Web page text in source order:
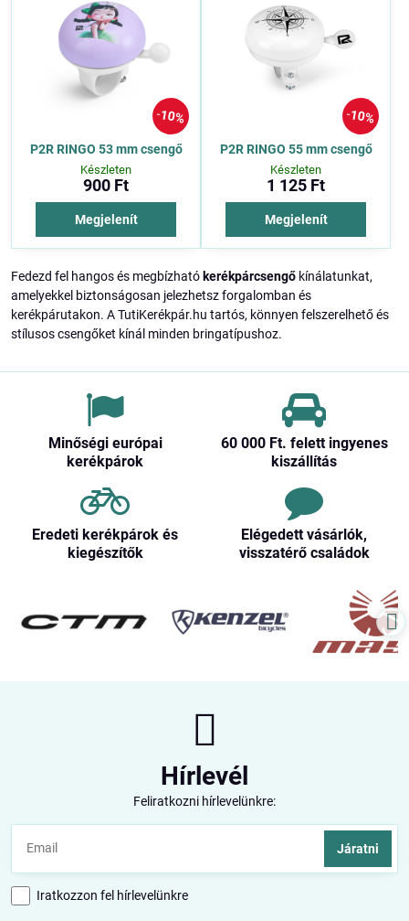
10%
P2R RINGO 53 mm csengő
Készleten
900 Ft
Megjelenít
10%
P2R RINGO 55 mm csengő
Készleten
1 125 Ft
Megjelenít
Fedezd fel hangos és megbízható kerékpárcsengő kínálatunkat,
amelyekkel biztonságosan jelezhetsz forgalomban és
kerékpárutakon. A TutiKerékpár.hu tartós, könnyen felszerelhető és
stílusos csengőket kínál minden bringatípushoz.
Minőségi európai
kerékpárok
60 000 Ft​. felett ingyenes
kiszállítás
Eredeti kerékpárok és
kiegészítők
Elégedett vásárlók,
visszatérő családok
Hírlevél
Feliratkozni hírlevelünkre:
Járatni
Iratkozzon fel hírlevelünkre